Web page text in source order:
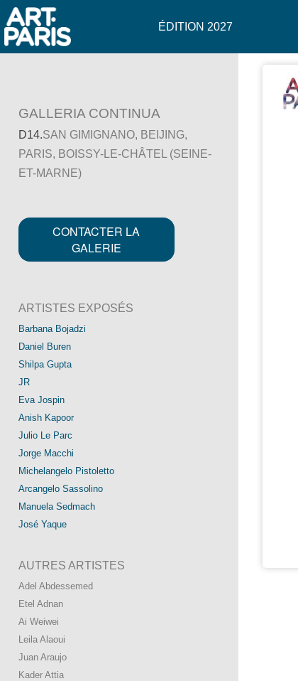
ÉDITION 2027
GALLERIA CONTINUA
D14.SAN GIMIGNANO, BEIJING,
PARIS, BOISSY-LE-CHÂTEL (SEINE-
ET-MARNE)
CONTACTER LA
GALERIE
ARTISTES EXPOSÉS
Barbana Bojadzi
Daniel Buren
Shilpa Gupta
JR
Eva Jospin
Anish Kapoor
Julio Le Parc
Jorge Macchi
Michelangelo Pistoletto
Arcangelo Sassolino
Manuela Sedmach
José Yaque
AUTRES ARTISTES
Adel Abdessemed
Etel Adnan
Ai Weiwei
Leila Alaoui
Juan Araujo
Kader Attia